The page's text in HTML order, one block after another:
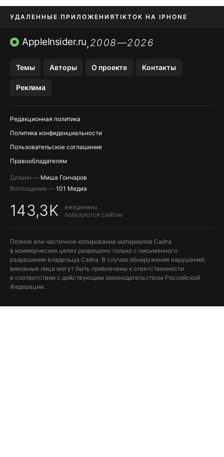
УДАЛЕННЫЕ ПРИЛОЖЕНИЯTIKTOK НА IPHONE
ПРИЛОЖЕНИЯ БЕЗ APP STORE
AppleInsider.ru,2008—2026
Темы Авторы О проекте Контакты
Реклама
Редакционная политика
Политика конфиденциальности
Пользовательское соглашение
Правообладателям
Дизайн — Миша Гончаров
Воплощение — 101 Медиа
143,3K
ежедневно
пользуются сайтом
Полное или частичное копирование материалов Сайта
в коммерческих целях разрешено только с письменного
разрешения владельца Сайта. В случае обнаружения нарушений,
виновные лица могут быть привлечены к ответственности
в соответствии с действующим законодательством Российской
Федерации.